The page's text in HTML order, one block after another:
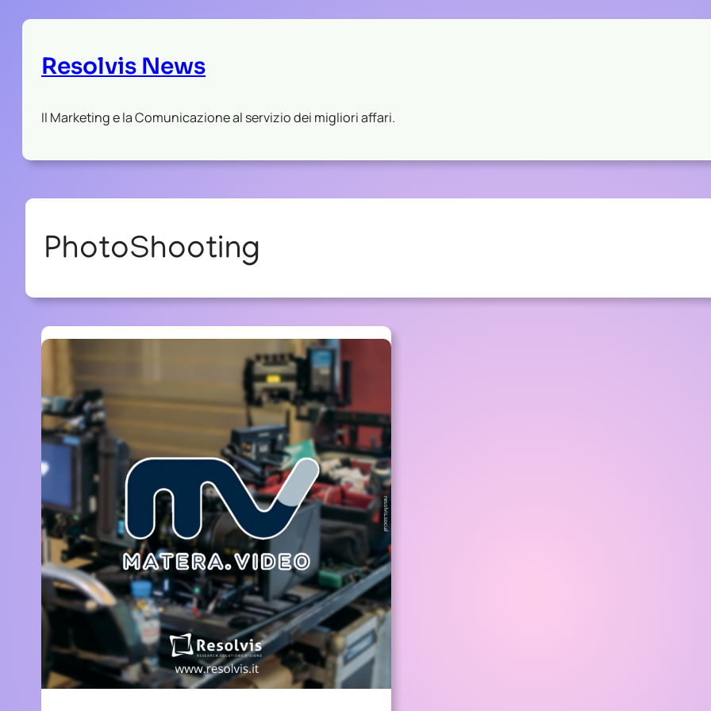
Resolvis News
Il Marketing e la Comunicazione al servizio dei migliori affari.
PhotoShooting